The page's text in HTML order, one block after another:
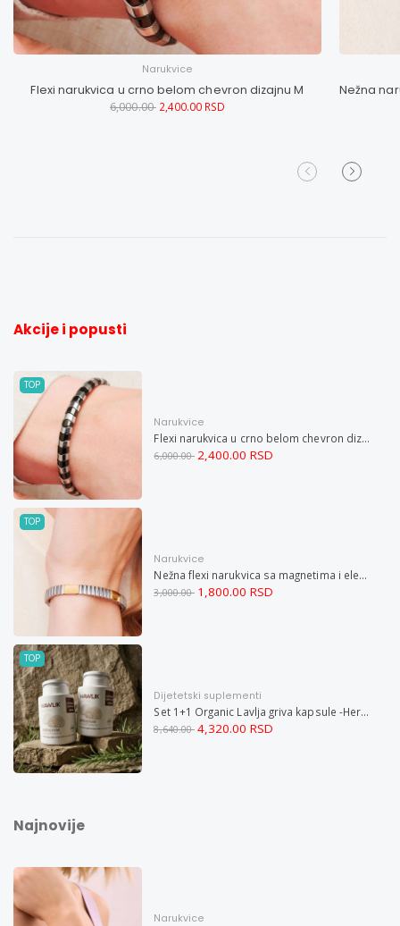
Narukvice
Flexi narukvica u crno belom chevron dizajnu M
6,000.00 2,400.00 RSD
Akcije i popusti
TOP
Narukvice
Flexi narukvica u crno belom chevron dizajnu M
6,000.00 2,400.00 RSD
TOP
Narukvice
Nežna flexi narukvica sa magnetima i elementima u boji zlata i bakrom M
3,000.00 1,800.00 RSD
TOP
Dijetetski suplementi
Set 1+1 Organic Lavlja griva kapsule -Hericium ekstrakt 60
8,640.00 4,320.00 RSD
Najnovije
Narukvice